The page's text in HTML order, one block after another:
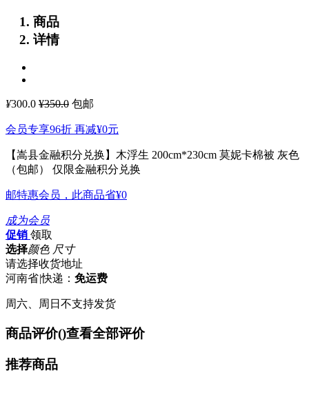
商品
详情
¥300.0 ¥350.0 包邮
会员专享96折 再减¥0元
【嵩县金融积分兑换】木浮生 200cm*230cm 莫妮卡棉被 灰色
（包邮）
仅限金融积分兑换
邮特惠会员，此商品省¥0
成为会员
促销 领取
选择颜色 尺寸
请选择收货地址
河南省|快递： 免运费
周六、周日不支持发货
商品评价()查看全部评价
推荐商品